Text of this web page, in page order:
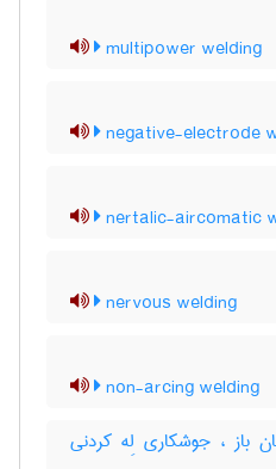
multipower welding
negative-electrode
nertalic-aircomatic
nervous welding
non-arcing welding
باز ، جوشکاری لِه کردنی